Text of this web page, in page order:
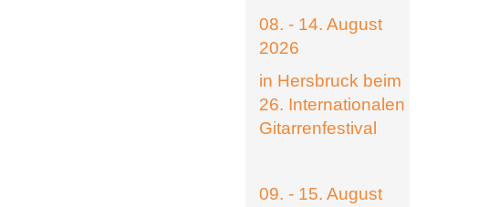
08. - 14. August
2026
in Hersbruck beim
26. Internationalen
Gitarrenfestival
09. - 15. August